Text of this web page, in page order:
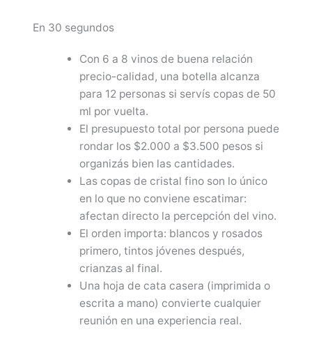
En 30 segundos
Con 6 a 8 vinos de buena relación
precio-calidad, una botella alcanza
para 12 personas si servís copas de 50
ml por vuelta.
El presupuesto total por persona puede
rondar los $2.000 a $3.500 pesos si
organizás bien las cantidades.
Las copas de cristal fino son lo único
en lo que no conviene escatimar:
afectan directo la percepción del vino.
El orden importa: blancos y rosados
primero, tintos jóvenes después,
crianzas al final.
Una hoja de cata casera (imprimida o
escrita a mano) convierte cualquier
reunión en una experiencia real.